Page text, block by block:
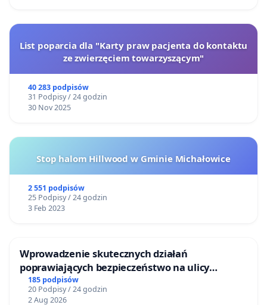
List poparcia dla "Karty praw pacjenta do kontaktu
ze zwierzęciem towarzyszącym"
40 283 podpisów
31 Podpisy / 24 godzin
30 Nov 2025
Stop halom Hillwood w Gminie Michałowice
2 551 podpisów
25 Podpisy / 24 godzin
3 Feb 2023
Wprowadzenie skutecznych działań
poprawiających bezpieczeństwo na ulicy
Żeromskiego w Otwocku
185 podpisów
20 Podpisy / 24 godzin
2 Aug 2026